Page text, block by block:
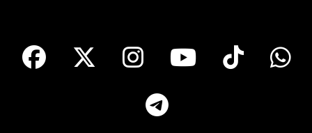
facebook Instagram
Youtube
Tik